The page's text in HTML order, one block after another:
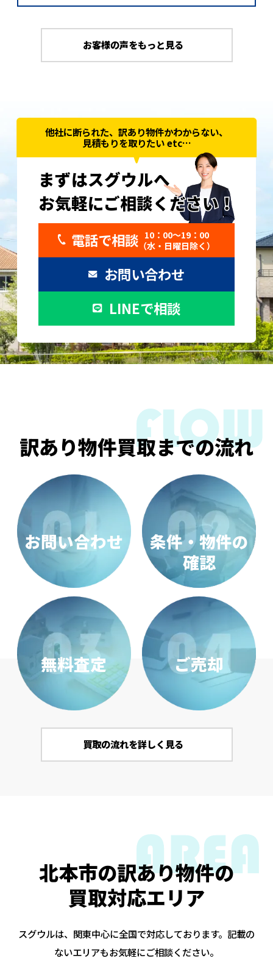
お客様の声をもっと見る
他社に断られた、訳あり物件かわからない、
見積もりを取りたい etc…
まずはスグウルへ
お気軽にご相談ください！
お気軽にご相談ください！
電話で相談 10：00〜19：00
（水・日曜日除く）
お問い合わせ
LINEで相談
訳あり物件買取までの流れ
お問い合わせ
条件・物件の
確認
無料査定 ご売却
買取の流れを詳しく見る
北本市の訳あり物件の
買取対応エリア
スグウルは、関東中心に全国で対応しております。記載の
ないエリアもお気軽にご相談ください。